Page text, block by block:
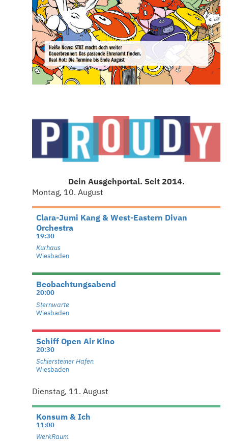
Dein Ausgehportal. Seit 2014.
Montag, 10. August
Clara-Jumi Kang & West-Eastern Divan
Orchestra
19:30
Kurhaus
Wiesbaden
Beobachtungsabend
20:00
Sternwarte
Wiesbaden
Schiff Open Air Kino
20:30
Schiersteiner Hafen
Wiesbaden
Dienstag, 11. August
Konsum & Ich
11:00
WerkRaum